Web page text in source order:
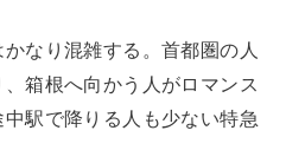
なり混雑する。首都圏の人
箱根へ向かう人がロマンス
駅で降りる人も少ない特急